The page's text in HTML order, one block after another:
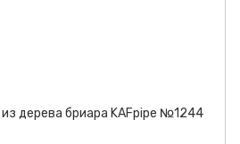
дерева бриара KAFpipe №1244